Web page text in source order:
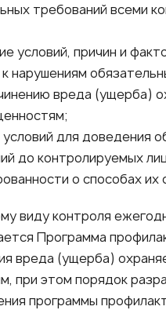
требований всеми
условий, причин и
нарушениям
вреда (ущерба)
для доведения
до контролируемых
о способах их
виду контроля
Программа
вреда (ущерба)
при этом порядок
программы